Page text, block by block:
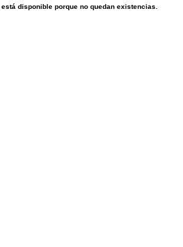
disponible porque no quedan existencias.